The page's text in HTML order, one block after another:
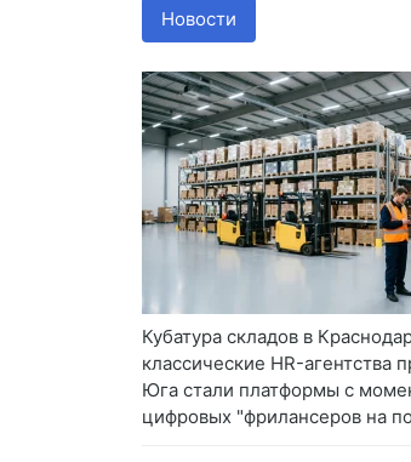
Новости
Кубатура складов в
классические HR-
Юга стали платформы с
цифровых "фрилансеров на